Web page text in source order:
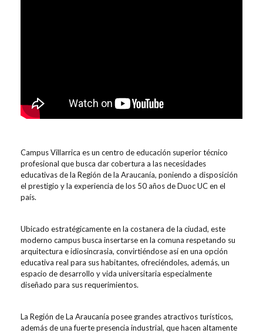
Campus Villarrica es un centro de educación superior técnico
profesional que busca dar cobertura a las necesidades
educativas de la Región de la Araucanía, poniendo a disposición
el prestigio y la experiencia de los 50 años de Duoc UC en el
país.
Ubicado estratégicamente en la costanera de la ciudad, este
moderno campus busca insertarse en la comuna respetando su
arquitectura e idiosincrasia, convirtiéndose así en una opción
educativa real para sus habitantes, ofreciéndoles, además, un
espacio de desarrollo y vida universitaria especialmente
diseñado para sus requerimientos.
La Región de La Araucanía posee grandes atractivos turísticos,
además de una fuerte presencia industrial, que hacen altamente